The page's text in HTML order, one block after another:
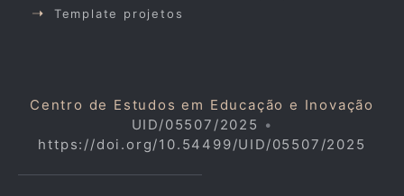
Template projetos
Centro de Estudos em Educação e Inovação
UID/05507/2025 •
https://doi.org/10.54499/UID/05507/2025